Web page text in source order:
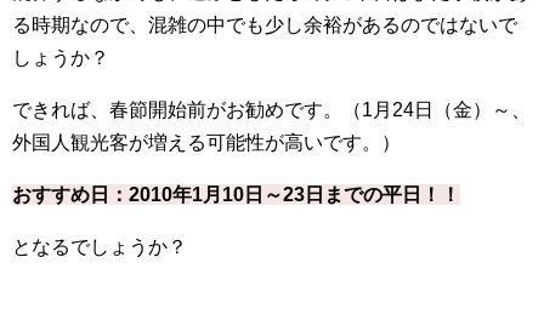
る時期なので、混雑の中でも少し余裕があるのではないで
しょうか？
できれば、春節開始前がお勧めです。（1 月 24日（金）～、
外国人観光客が増える可能性が高いです。）
おすすめ日： 2010年1月 10 日～23 日までの平日！！
となるでしょうか？